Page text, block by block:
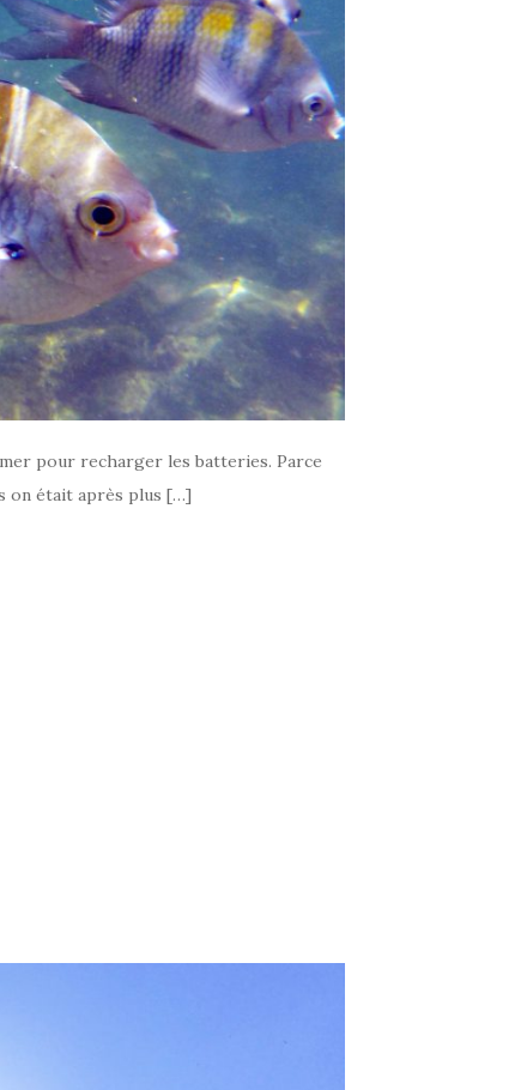
pour recharger les batteries. Parce
on était après plus […]